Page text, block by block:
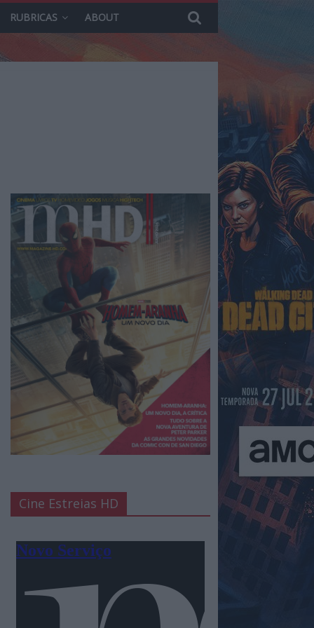
RUBRICAS ABOUT
Cine Estreias HD